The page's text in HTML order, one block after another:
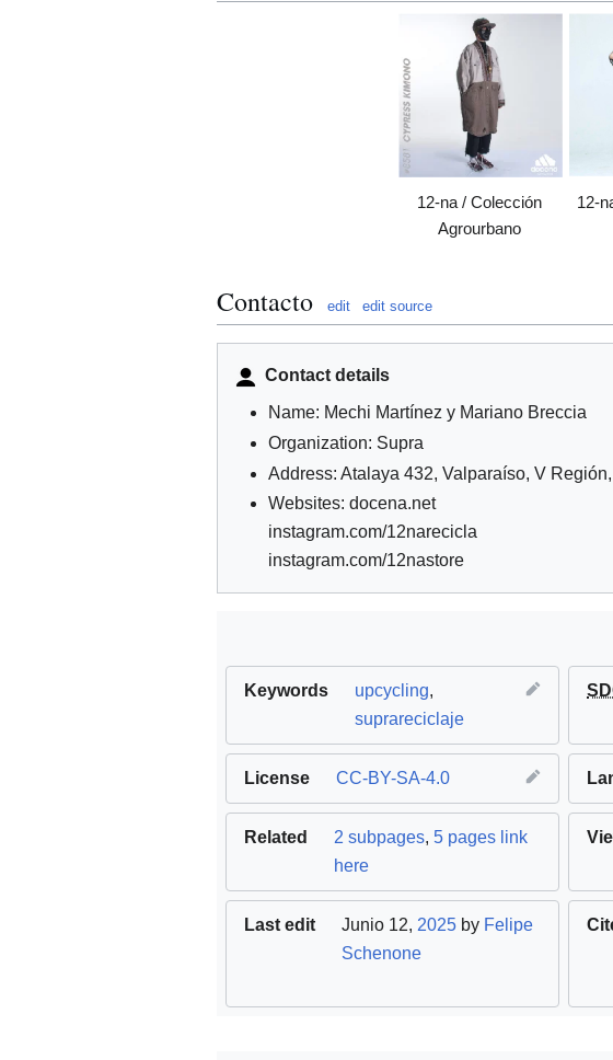
12-na / Colección
Agrourbano
12-
Contacto edit edit source
Contact details
Name: Mechi Martínez y Mariano Breccia
Organization: Supra
Address: Atalaya 432, Valparaíso, V
Websites: docena.net
instagram.com/12narecicla
instagram.com/12nastore
Keywords upcycling,
suprareciclaje
License CC-BY-SA-4.0
Related 2 subpages, 5 pages link
here
Last edit Junio 12, 2025 by Felipe
Schenone